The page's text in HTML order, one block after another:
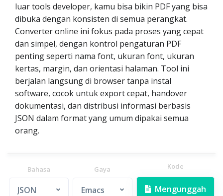
luar tools developer, kamu bisa bikin PDF yang bisa
dibuka dengan konsisten di semua perangkat.
Converter online ini fokus pada proses yang cepat
dan simpel, dengan kontrol pengaturan PDF
penting seperti nama font, ukuran font, ukuran
kertas, margin, dan orientasi halaman. Tool ini
berjalan langsung di browser tanpa instal
software, cocok untuk export cepat, handover
dokumentasi, dan distribusi informasi berbasis
JSON dalam format yang umum dipakai semua
orang.
Bahasa
JSON
Gaya
Emacs
Kode
Mengunggah